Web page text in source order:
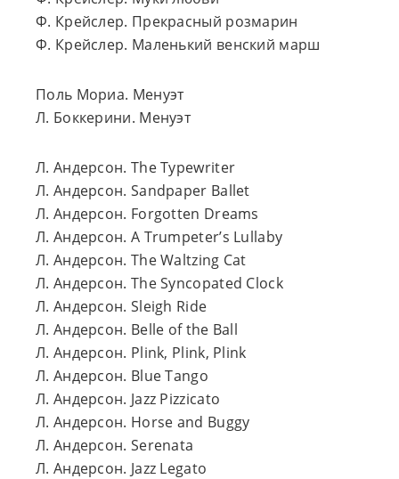
Ф. Крейслер. Прекрасный розмарин
Ф. Крейслер. Маленький венский марш
Поль Мориа. Менуэт
Л. Боккерини. Менуэт
Л. Андерсон. The Typewriter
Л. Андерсон. Sandpaper Ballet
Л. Андерсон. Forgotten Dreams
Л. Андерсон. A Trumpeter’s Lullaby
Л. Андерсон. The Waltzing Cat
Л. Андерсон. The Syncopated Clock
Л. Андерсон. Sleigh Ride
Л. Андерсон. Belle of the Ball
Л. Андерсон. Plink, Plink, Plink
Л. Андерсон. Blue Tango
Л. Андерсон. Jazz Pizzicato
Л. Андерсон. Horse and Buggy
Л. Андерсон. Serenata
Л. Андерсон. Jazz Legato